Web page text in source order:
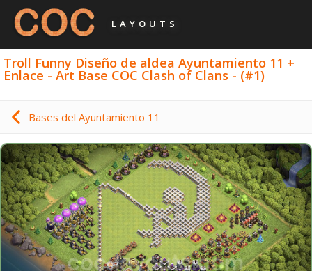
LAYOUTS
Troll Funny Diseño de aldea Ayuntamiento 11 +
Enlace - Art Base COC Clash of Clans - (#1)
Bases del Ayuntamiento 11